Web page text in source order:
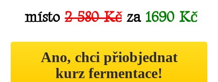
místo2 580 Kč za 1690 Kč
Ano, chci přiobjednat
kurz fermentace!